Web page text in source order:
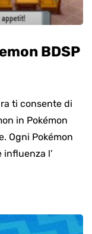
BDSP
ti consente di
in Pokémon
Ogni Pokémon
l’